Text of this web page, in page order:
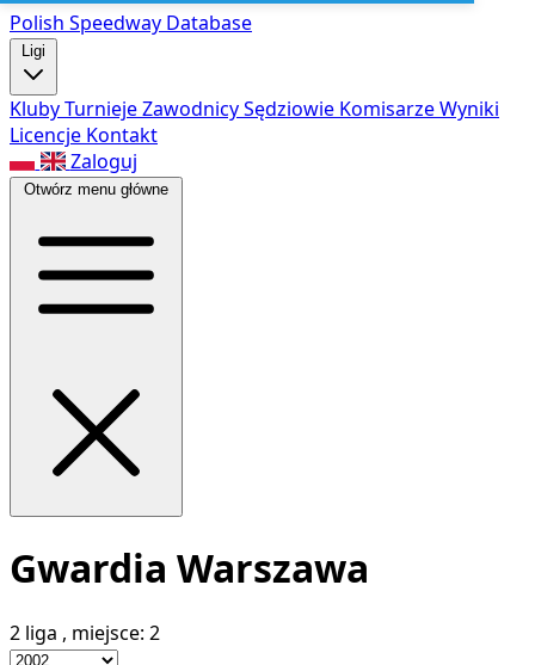
Polish Speedway Database
Ligi
KlubyTurniejeZawodnicySędziowie KomisarzeWyniki
Licencje Kontakt
Zaloguj
Otwórz menu główne
Gwardia Warszawa
2 liga , miejsce: 2